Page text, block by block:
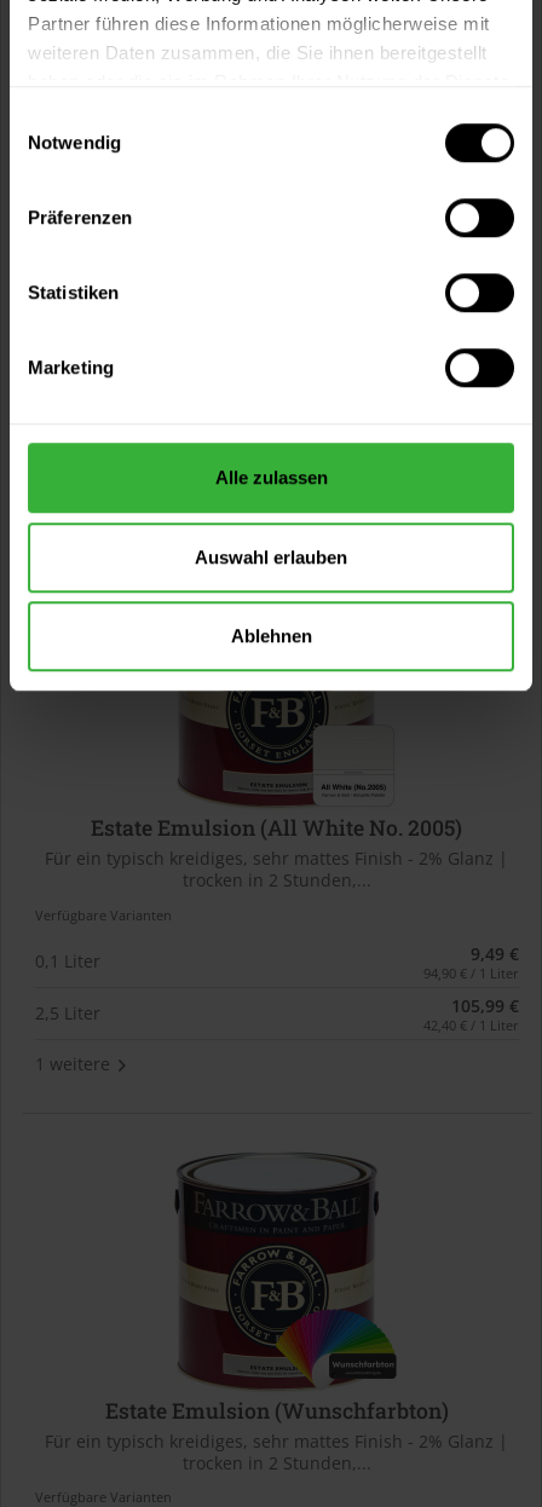
Partner führen diese Informationen möglicherweise mit
weiteren Daten zusammen, die Sie ihnen bereitgestellt
Notwendig
Präferenzen
Statistiken
Marketing
Alle zulassen
Auswahl erlauben
Ablehnen
Estate Emulsion (Acid Drop No. 9908)
Verfügbare Varianten
42,40 € / 1 Liter
Estate Emulsion (All White No. 2005)
Für ein typisch kreidiges, sehr mattes Finish - 2% Glanz |
trocken in 2 Stunden,...
Verfügbare Varianten
0,1 Liter 9,49 €
94,90 € / 1 Liter
2,5 Liter 105,99 €
42,40 € / 1 Liter
1 weitere
Estate Emulsion (Wunschfarbton)
Für ein typisch kreidiges, sehr mattes Finish - 2% Glanz |
trocken in 2 Stunden,...
Verfügbare Varianten